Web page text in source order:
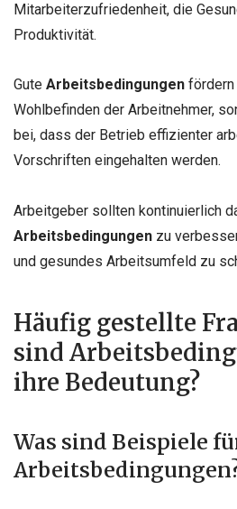
Mitarbeiterzufriedenheit, die
Produktivität.
Gute Arbeitsbedingungen fördern
Wohlbefinden der Arbeitnehmer,
bei, dass der Betrieb effizienter
Vorschriften eingehalten werden.
Arbeitgeber sollten kontinuierlich
Arbeitsbedingungen zu
und gesundes Arbeitsumfeld zu
Häufig gestellte
sind
ihre Bedeutung?
Was sind Beispiele